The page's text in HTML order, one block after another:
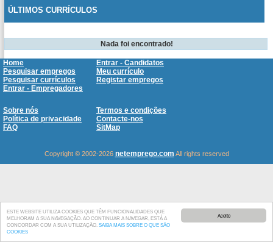
Aceito
ESTE WEBSITE UTILIZA COOKIES QUE TÊM FUNCIONALIDADES QUE
MELHORAM A SUA NAVEGAÇÃO. AO CONTINUAR A NAVEGAR, ESTÁ A
CONCORDAR COM A SUA UTILIZAÇÃO. SAIBA MAIS SOBRE O QUE SÃO
COOKIES
ÚLTIMOS CURRÍCULOS
Nada foi encontrado!
Home
Entrar - Candidatos
Pesquisar empregos
Meu currículo
Pesquisar currículos
Registar empregos
Entrar - Empregadores
Sobre nós
Termos e condições
Política de privacidade
Contacte-nos
FAQ
SitMap
Copyright © 2002-2026 netemprego.com All rights reserved